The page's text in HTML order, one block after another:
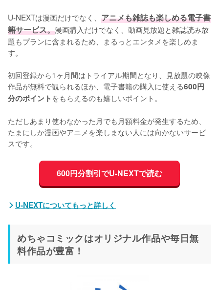
U-NEXTは漫画だけでなく、 アニメも雑誌も楽しめる電子書
籍サービス。漫画購入だけでなく、動画見放題と雑誌読み放
題もプランに含まれるため、まるっとエンタメを楽しめま
す。
初回登録から1ヶ月間はトライアル期間となり、見放題の映像
作品が無料で観られるほか、電子書籍の購入に使える600円
分のポイント をもらえるのも嬉しいポイント。
ただしあまり使わなかった月でも月額料金が発生するため、
たまにしか漫画やアニメを楽しまない人には向かないサービ
スです。
600円分割引でU-NEXTで読む
U-NEXTについてもっと詳しく
めちゃコミックはオリジナル作品や毎日無
料作品が豊富！